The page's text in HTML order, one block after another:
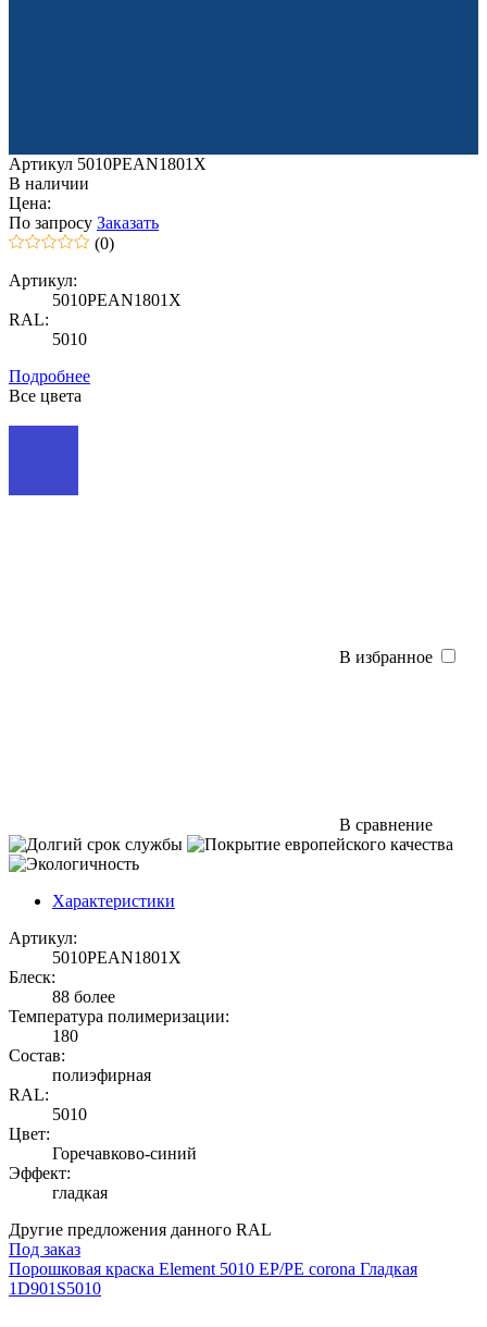
Артикул 5010PEAN1801X
В наличии
Цена:
По запросу Заказать
(0)
Артикул:
5010PEAN1801X
RAL:
5010
Подробнее
Все цвета
В избранное
В сравнение
Характеристики
Артикул:
5010PEAN1801X
Блеск:
88 более
Температура полимеризации:
180
Состав:
полиэфирная
RAL:
5010
Цвет:
Горечавково-синий
Эффект:
гладкая
Другие предложения данного RAL
Под заказ
Порошковая краска Element 5010 EP/PE corona Гладкая
1D901S5010